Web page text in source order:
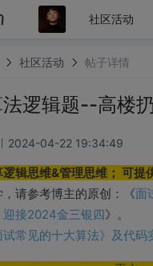
社区活动
社区活动 帖子详情
逻辑题--高楼
2024-04-22 19:34:49
辑思维&管理思维； 可
请参考博主的原创：《面
接2024金三银四》。
常见的十大算法》及代码